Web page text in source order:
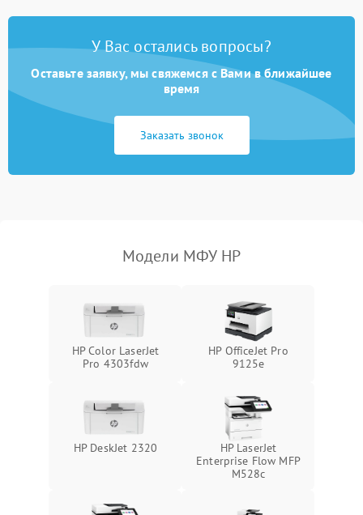
У Вас остались вопросы?
Оставьте заявку, мы свяжемся с Вами в ближайшее
время
Заказать звонок
Модели МФУ HP
HP Color LaserJet
Pro 4303fdw
HP OfficeJet Pro
9125e
HP DeskJet 2320
HP LaserJet
Enterprise Flow MFP
M528c